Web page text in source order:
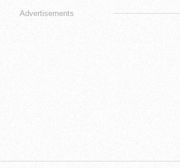
Advertisements